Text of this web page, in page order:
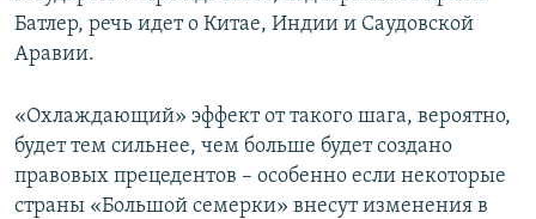
Батлер, речь идет о Китае, Индии и Саудовской
Аравии.
«Охлаждающий» эффект от такого шага, вероятно,
будет тем сильнее, чем больше будет создано
правовых прецедентов – особенно если некоторые
страны «Большой семерки» внесут изменения в